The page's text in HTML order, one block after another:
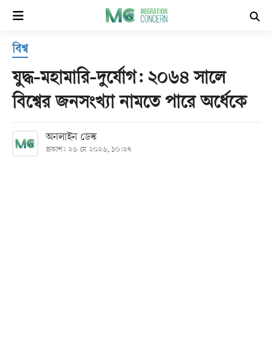
হোম
সর্বশেষ
বিভাগ
বিশ্ব
যুদ্ধ-মহামারি-দুর্যোগ: ২০৬৪ সালে
বিশ্বের জনসংখ্যা নামতে পারে অর্ধেকে
অনলাইন ডেস্ক
প্রকাশ: ২৬ মে ২০২৬, ১০:২৭